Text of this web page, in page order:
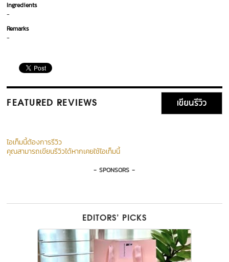
Ingredients
-
Remarks
-
FEATURED REVIEWS เขียนรีวิว
ไอเท็มนี้ต้องการรีวิว
คุณสามารถเขียนรีวิวได้หากเคยใช้ไอเท็มนี้
- SPONSORS -
EDITORS’ PICKS